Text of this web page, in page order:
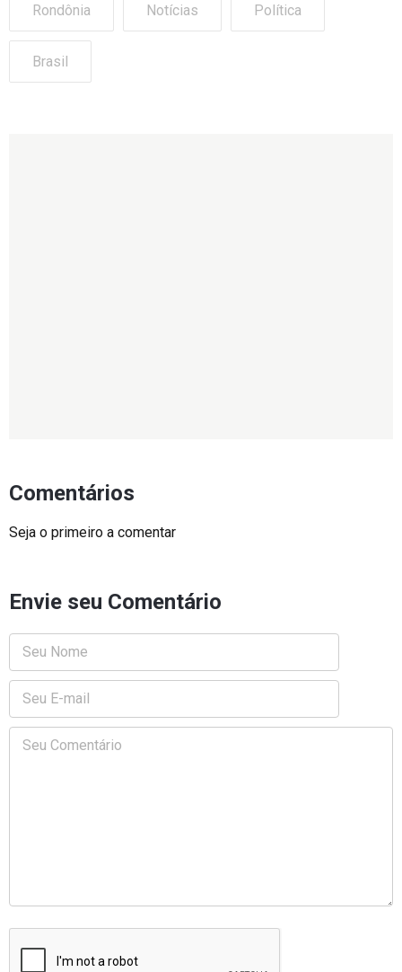
Rondônia Notícias Política
Brasil
Comentários
Seja o primeiro a comentar
Envie seu Comentário